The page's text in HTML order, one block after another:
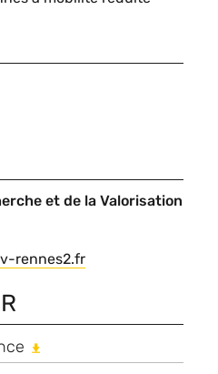
et de la Valorisation
rennes2.fr